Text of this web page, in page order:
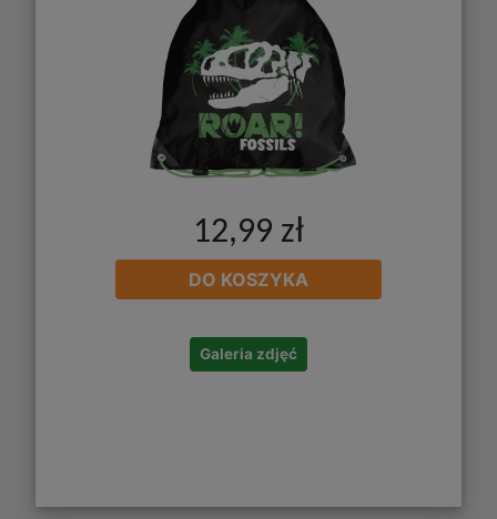
12,99 zł
DO KOSZYKA
Galeria zdjęć